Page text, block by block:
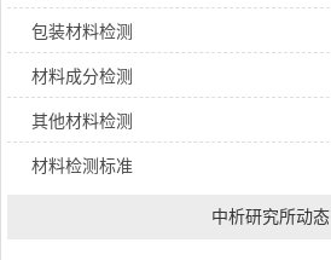
包装材料检测
材料成分检测
其他材料检测
材料检测标准
中析研究所动态